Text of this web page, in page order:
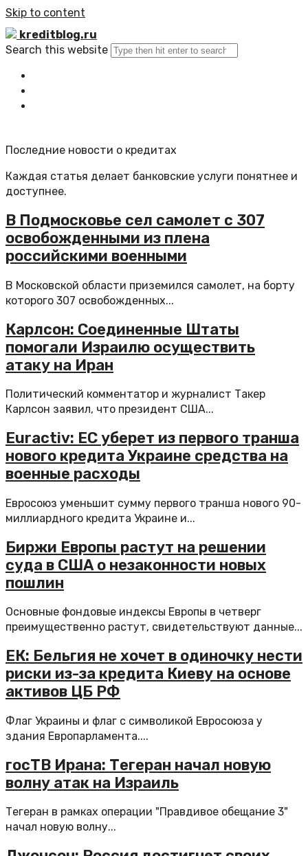
Skip to content
kreditblog.ru
Search this website
Последние новости о кредитах
Каждая статья делает банковские услуги понятнее и
доступнее.
В Подмосковье сел самолет с 307
освобожденными из плена
российскими военными
В Московской области приземился самолет, на борту
которого 307 освобожденных...
Карлсон: Соединенные Штаты
помогали Израилю осуществить
атаку на Иран
Политический комментатор и журналист Такер
Карлсон заявил, что президент США...
Euractiv: ЕС уберет из первого транша
нового кредита Украине средства на
военные расходы
Евросоюз уменьшит сумму первого транша нового 90-
миллиардного кредита Украине и...
Биржи Европы растут на решении
суда в США о незаконности новых
пошлин
Основные фондовые индексы Европы в четверг
преимущественно растут, свидетельствуют данные...
ЕК: Бельгия не хочет в одиночку нести
риски из-за кредита Киеву на основе
активов ЦБ РФ
Флаг Украины и флаг с символикой Евросоюза у
здания Европарламента....
госТВ Ирана: Тегеран начал новую
волну атак на Израиль
Тегеран в рамках операции "Правдивое обещание 3"
начал новую волну...